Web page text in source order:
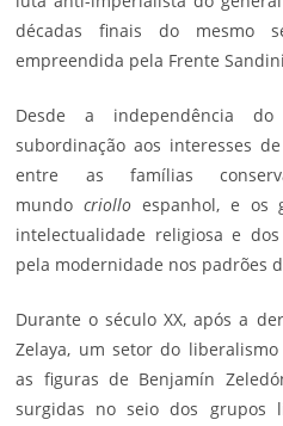
décadas finais do mesmo
empreendida pela Frente
Desde a independência
subordinação aos interesses
entre as famílias
mundocriollo espanhol, e os
intelectualidade religiosa e
pela modernidade nos padrões
Durante o século XX, após a
Zelaya, um setor do
as figuras de Benjamín
surgidas no seio dos grupos